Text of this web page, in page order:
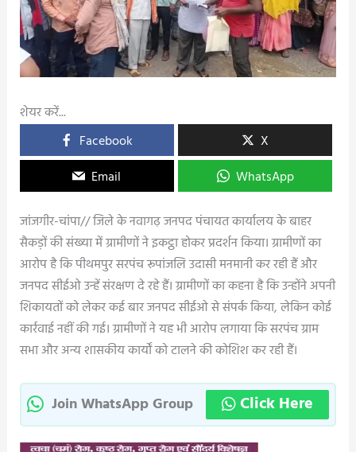
शेयर करें...
Facebook
X
Email
WhatsApp
जांजगीर-चांपा// जिले के नवागढ़ जनपद पंचायत कार्यालय के बाहर
सैकड़ों की संख्या में ग्रामीणों ने इकट्ठा होकर प्रदर्शन किया। ग्रामीणों का
आरोप है कि पीथमपुर सरपंच रूपांजलि उदासी मनमानी कर रही हैं और
जनपद सीईओ उन्हें संरक्षण दे रहे हैं। ग्रामीणों का कहना है कि उन्होंने अपनी
शिकायतों को लेकर कई बार जनपद सीईओ से संपर्क किया, लेकिन कोई
कार्रवाई नहीं की गई। ग्रामीणों ने यह भी आरोप लगाया कि सरपंच ग्राम
सभा और अन्य शासकीय कार्यों को टालने की कोशिश कर रही हैं।
Join WhatsApp Group Click Here